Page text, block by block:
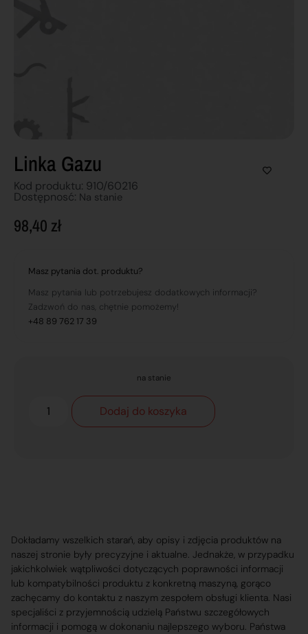
Linka Gazu
Kod produktu: 910/60216
Dostępnosć: Na stanie
98,40 zł
Masz pytania dot. produktu?
Masz pytania lub potrzebujesz dodatkowych informacji?
Zadzwoń do nas, chętnie pomożemy!
+48 89 762 17 39
na stanie
Dodaj do koszyka
Dokładamy wszelkich starań, aby opisy i zdjęcia produktów na
naszej stronie były precyzyjne i aktualne. Jednakże, w przypadku
jakichkolwiek wątpliwości dotyczących poprawności informacji
lub kompatybilności produktu z konkretną maszyną, gorąco
zachęcamy do kontaktu z naszym zespołem obsługi klienta. Nasi
specjaliści z przyjemnością udzielą Państwu szczegółowych
informacji i pomogą w dokonaniu najlepszego wyboru. Państwa